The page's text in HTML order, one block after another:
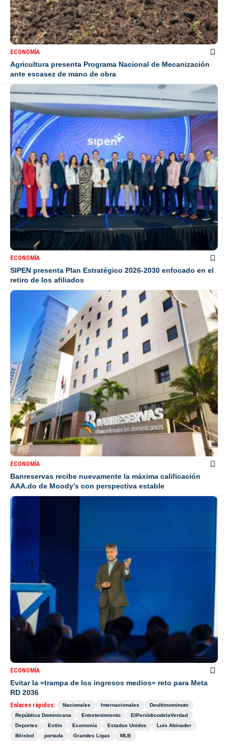
ECONOMÍA
Agricultura presenta Programa Nacional de Mecanización
ante escasez de mano de obra
ECONOMÍA
SIPEN presenta Plan Estratégico 2026-2030 enfocado en el
retiro de los afiliados
ECONOMÍA
Banreservas recibe nuevamente la máxima calificación
AAA.do de Moody’s con perspectiva estable
ECONOMÍA
Evitar la «trampa de los ingresos medios» reto para Meta
RD 2036
Enlaces rápidos: Nacionales Internacionales
Deultimominuto
República Dominicana
Entretenimiento
ElPeriódicodelaVerdad
Deportes
Estilo Economía Estados Unidos
Luis Abinader
Béisbol
portada Grandes Ligas MLB